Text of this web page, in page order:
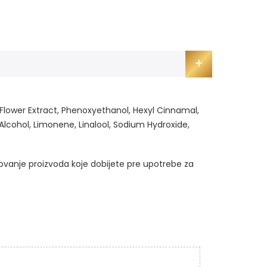
Extract, Phenoxyethanol, Hexyl Cinnamal,
Limonene, Linalool, Sodium Hydroxide,
proizvoda koje dobijete pre upotrebe za